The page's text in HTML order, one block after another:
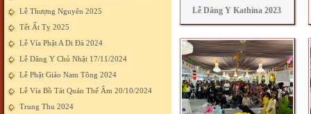
Lễ Thượng Nguyên 2025
Tết Ất Tỵ 2025
Lễ Vía Phật A Di Đà 2024
Lễ Dâng Y Chủ Nhật 17/11/2024
Lễ Phật Giáo Nam Tông 2024
Lễ Vía Bồ Tát Quán Thế Âm 20/10/2024
Trung Thu 2024
Lễ Dâng Y Kathina 2023